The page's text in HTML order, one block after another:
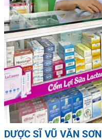
DƯỢC SĨ VŨ VĂN SƠN